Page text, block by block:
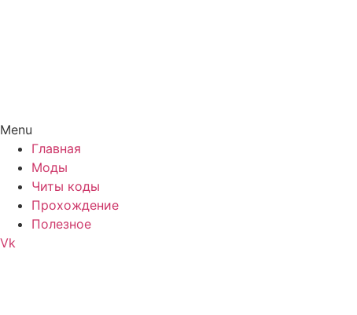
Menu
Главная
Моды
Читы коды
Прохождение
Полезное
Vk